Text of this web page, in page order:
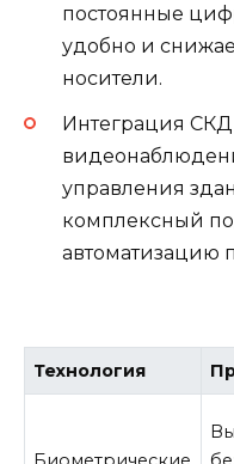
постоянные
удобно и
носители.
Интеграция
управления
комплексный
автоматизацию
Технология